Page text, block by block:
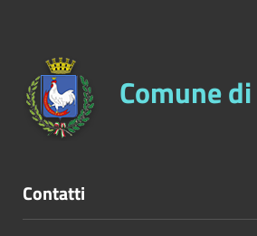
Comune
Contatti